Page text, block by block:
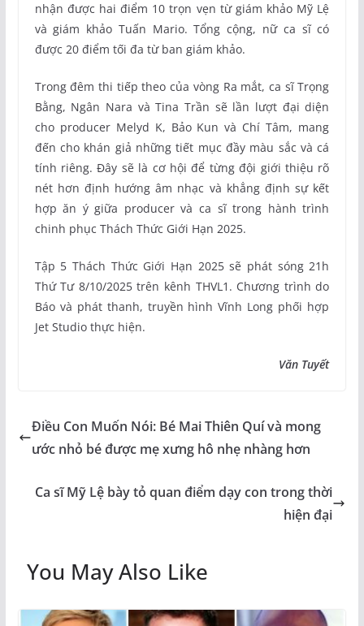
nhận được hai điểm 10 trọn vẹn từ giám khảo Mỹ Lệ
và giám khảo Tuấn Mario. Tổng cộng, nữ ca sĩ có
được 20 điểm tối đa từ ban giám khảo.
Trong đêm thi tiếp theo của vòng Ra mắt, ca sĩ Trọng
Bằng, Ngân Nara và Tina Trần sẽ lần lượt đại diện
cho producer Melyd K, Bảo Kun và Chí Tâm, mang
đến cho khán giả những tiết mục đầy màu sắc và cá
tính riêng. Đây sẽ là cơ hội để từng đội giới thiệu rõ
nét hơn định hướng âm nhạc và khẳng định sự kết
hợp ăn ý giữa producer và ca sĩ trong hành trình
chinh phục Thách Thức Giới Hạn 2025.
Tập 5 Thách Thức Giới Hạn 2025 sẽ phát sóng 21h
Thứ Tư 8/10/2025 trên kênh THVL1. Chương trình do
Báo và phát thanh, truyền hình Vĩnh Long phối hợp
Jet Studio thực hiện.
Văn Tuyết
Điều Con Muốn Nói: Bé Mai Thiên Quí và mong
ước nhỏ bé được mẹ xưng hô nhẹ nhàng hơn
Ca sĩ Mỹ Lệ bày tỏ quan điểm dạy con trong thời
hiện đại
You May Also Like